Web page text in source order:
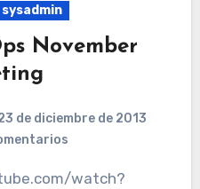
sysadmin
November
de diciembre de 2013